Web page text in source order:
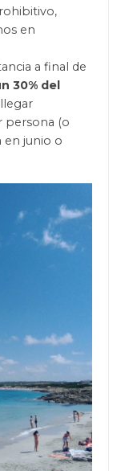
en
a final de
30% del
persona (o
en junio o